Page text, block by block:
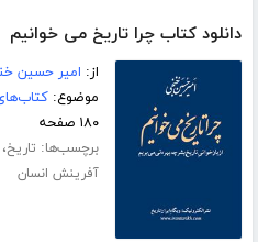
دانلود کتاب چرا تاریخ می خوانیم
از: امیر حسین
موضوع:
۱۸۰ صفحه
برچسب‌ها: تاریخ،
آفرینش انسان